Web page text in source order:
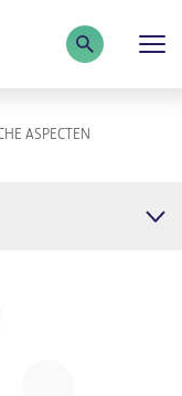
Zoekterm
ASPECTEN